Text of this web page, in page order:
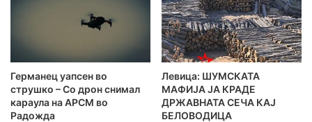
Германец уапсен во
струшко – Со дрон снимал
караула на АРСМ во
Радожда
Левица: ШУМСКАТА
МАФИЈА ЈА КРАДЕ
ДРЖАВНАТА СЕЧА КАЈ
БЕЛОВОДИЦА